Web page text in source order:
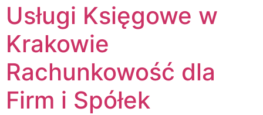
Usługi Księgowe w
Krakowie
Rachunkowość dla
Firm i Spółek